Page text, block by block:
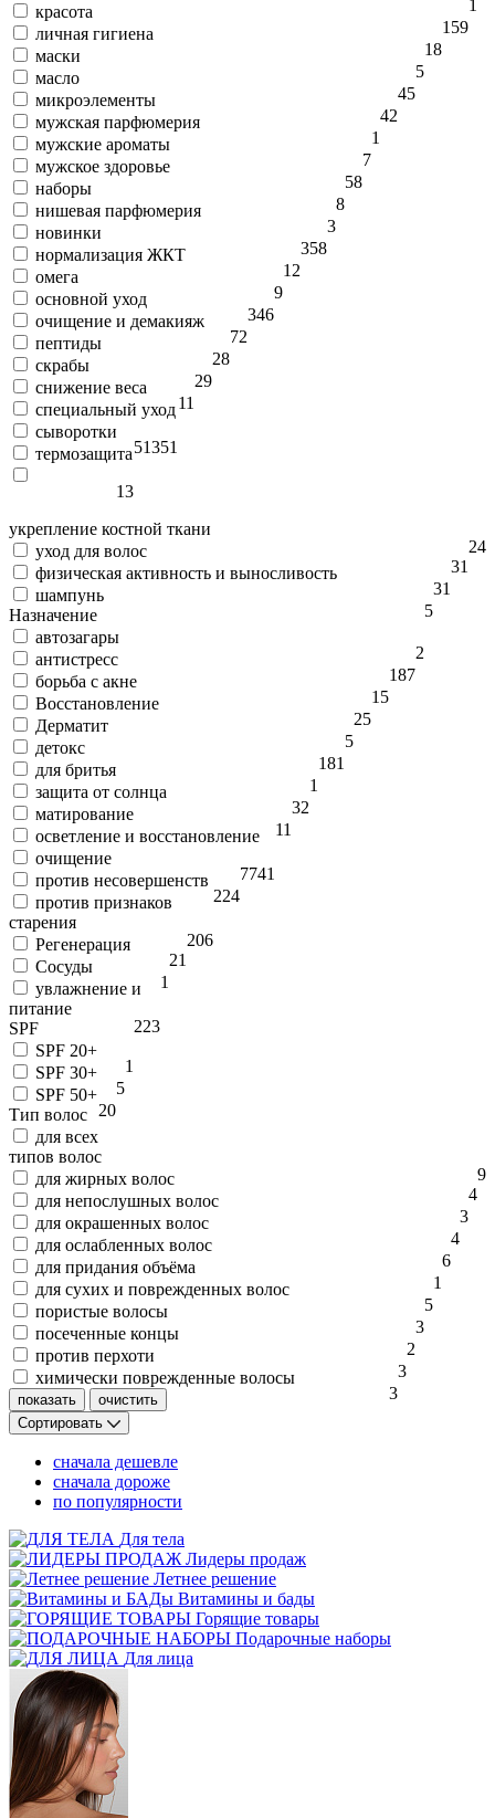
1
красота
159
личная гигиена
18
маски
5
масло
45
микроэлементы
42
мужская парфюмерия
1
мужские ароматы
7
мужское здоровье
58
наборы
8
нишевая парфюмерия
3
новинки
358
нормализация ЖКТ
12
омега
9
основной уход
346
очищение и демакияж
72
пептиды
28
скрабы
29
снижение веса
11
специальный уход
351
сыворотки
51
термозащита
13
укрепление костной ткани
24
уход для волос
31
физическая активность и выносливость
31
шампунь
5
Назначение
автозагары
2
антистресс
187
борьба с акне
15
Восстановление
25
Дерматит
5
детокс
181
для бритья
1
защита от солнца
32
матирование
11
осветление и восстановление
41
очищение
77
против несовершенств
224
против признаков
старения
206
Регенерация
21
Сосуды
1
увлажнение и
питание
223
SPF
SPF 20+
1
SPF 30+
5
SPF 50+
20
Тип волос
для всех
типов волос
9
для жирных волос
4
для непослушных волос
3
для окрашенных волос
4
для ослабленных волос
6
для придания объёма
1
для сухих и поврежденных волос
5
пористые волосы
3
посеченные концы
2
против перхоти
3
химически поврежденные волосы
3
Сортировать
сначала дешевле
сначала дороже
по популярности
Для тела
Лидеры продаж
Летнее решение
Витамины и бады
Горящие товары
Подарочные наборы
Для лица